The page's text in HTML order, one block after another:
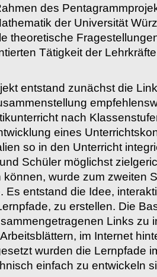
des
der Universität
theoretische
Tätigkeit der
entstand zunächst die
nach
eines
so in den Unterricht
Schüler möglichst
können, wurde zum zweiten
Es entstand die Idee,
zu erstellen. Die
Links zu
im Internet
wurden die Lernpfade
einfach zu entwickeln